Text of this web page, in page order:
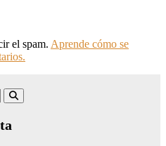
el spam. Aprende cómo se